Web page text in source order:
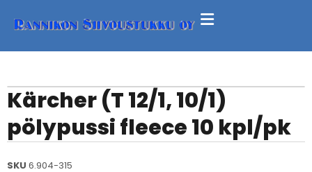
Kärcher (T 12/1, 10/1)
pölypussi fleece 10 kpl/pk
SKU 6.904-315